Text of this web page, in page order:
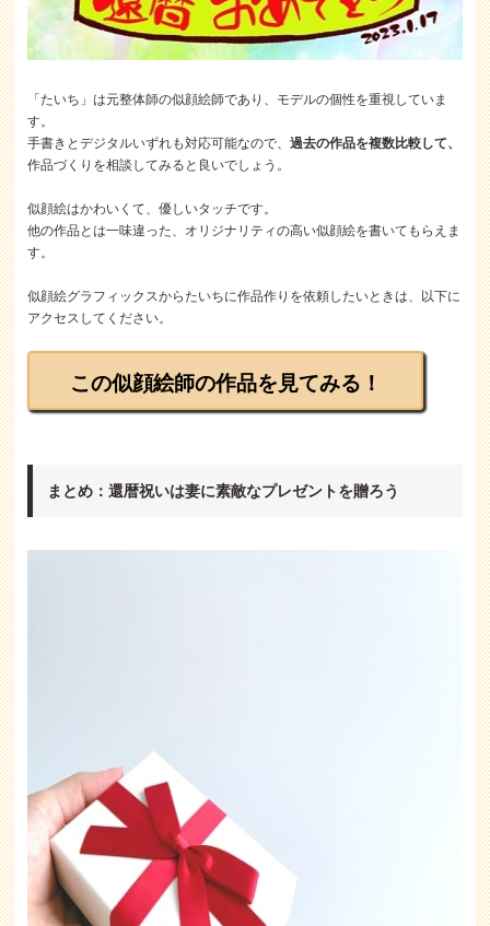
「たいち」は元整体師の似顔絵師であり、モデルの個性を重視していま
す。
手書きとデジタルいずれも対応可能なので、過去の作品を複数比較して、
作品づくりを相談してみると良いでしょう。
似顔絵はかわいくて、優しいタッチです。
他の作品とは一味違った、オリジナリティの高い似顔絵を書いてもらえま
す。
似顔絵グラフィックスからたいちに作品作りを依頼したいときは、以下に
アクセスしてください。
この似顔絵師の作品を見てみる！
まとめ：還暦祝いは妻に素敵なプレゼントを贈ろう